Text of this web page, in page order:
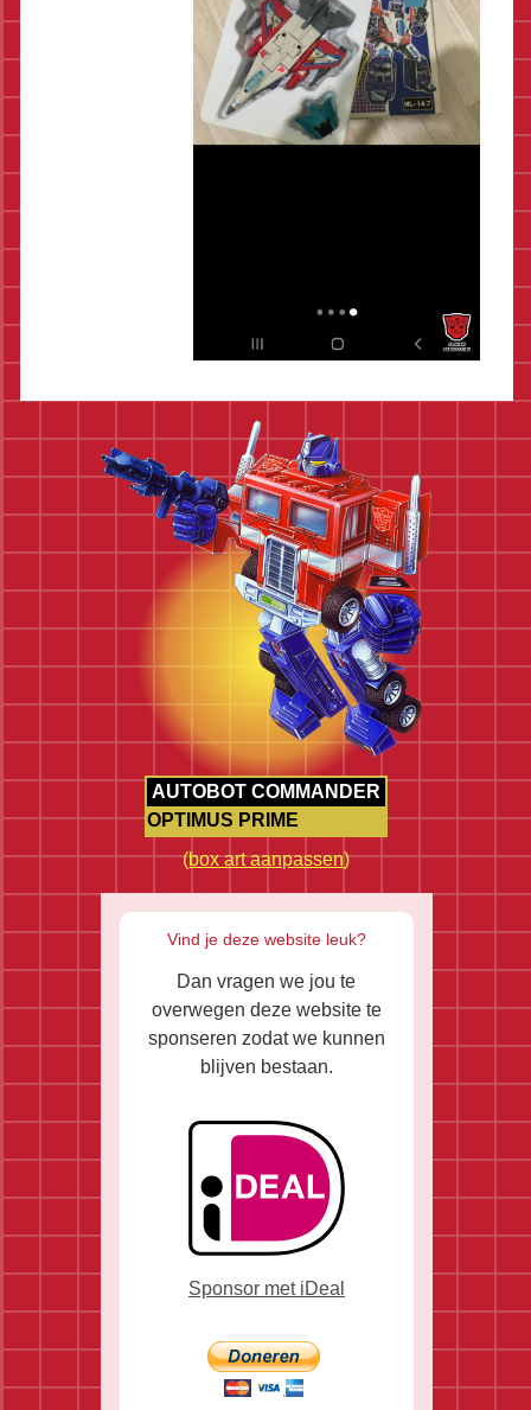
AUTOBOT COMMANDER
OPTIMUS PRIME
(box art aanpassen)
Vind je deze website leuk?
Dan vragen we jou te
overwegen deze website te
sponseren zodat we kunnen
blijven bestaan.
Sponsor met iDeal